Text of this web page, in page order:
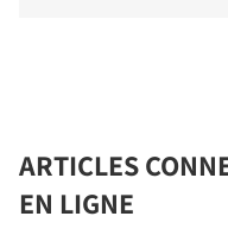
ARTICLES
EN LIGNE